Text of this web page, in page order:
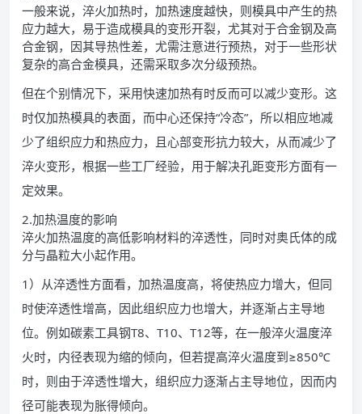
一般来说，淬火加热时，加热速度越快，则模具中产生的热
应力越大，易于造成模具的变形开裂，尤其对于合金钢及高
合金钢，因其导热性差，尤需注意进行预热，对于一些形状
复杂的高合金模具，还需采取多次分级预热。
但在个别情况下，采用快速加热有时反而可以减少变形。这
时仅加热模具的表面，而中心还保持“冷态”，所以相应地减
少了组织应力和热应力，且心部变形抗力较大，从而减少了
淬火变形，根据一些工厂经验，用于解决孔距变形方面有一
定效果。
2.加热温度的影响
淬火加热温度的高低影响材料的淬透性，同时对奥氏体的成
分与晶粒大小起作用。
1）从淬透性方面看，加热温度高，将使热应力增大，但同
时使淬透性增高，因此组织应力也增大，并逐渐占主导地
位。例如碳素工具钢T8、T10、T12等，在一般淬火温度淬
火时，内径表现为缩的倾向，但若提高淬火温度到≥850℃
时，则由于淬透性增大，组织应力逐渐占主导地位，因而内
径可能表现为胀得倾向。